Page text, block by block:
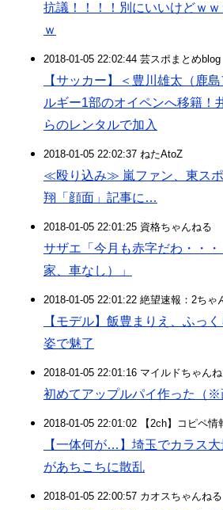
抗議！！！！別にいいけどｗ
ｗ
2018-01-05 22:02:44 芸スポまとめblog
【サッカー】＜豊川雄太（鹿
ルギー1部のオイペンへ移籍！
らのレンタルで加入
2018-01-05 22:02:37 ねたAtoZ
≪殴り込み≫ 嵐ファン、東ス
翔「顔面」記事に…
2018-01-05 22:01:25 資格ちゃんねる
サザエ「今月も赤字だわ・・
家、車なし）」
2018-01-05 22:01:22 絶望速報：2ちゃ
【モデル】飯豊まりえ、ふっ
姿で魅了
2018-01-05 22:01:16 マイルドちゃん
初めてアップルパイ作った（※
2018-01-05 22:01:02 【2ch】コピペ情
【一体何が…】埼玉でカラス
があちこちに散乱
2018-01-05 22:00:57 カオスちゃんねる